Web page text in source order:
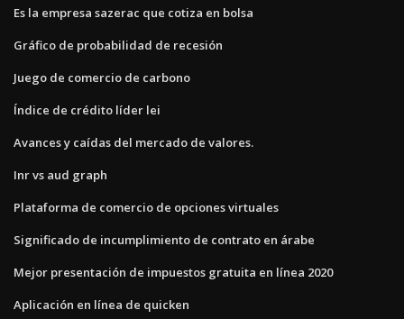
Es la empresa sazerac que cotiza en bolsa
Gráfico de probabilidad de recesión
Juego de comercio de carbono
Índice de crédito líder lei
Avances y caídas del mercado de valores.
Inr vs aud graph
Plataforma de comercio de opciones virtuales
Significado de incumplimiento de contrato en árabe
Mejor presentación de impuestos gratuita en línea 2020
Aplicación en línea de quicken